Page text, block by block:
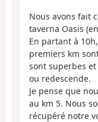
Nous avons fait
taverna Oasis
En partant à
premiers km
sont superbes
ou redescende.
Je pense que
au km 5. Nous
récupéré notre